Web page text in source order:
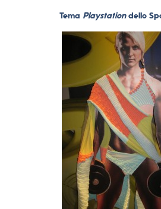
Tema Playstationdello